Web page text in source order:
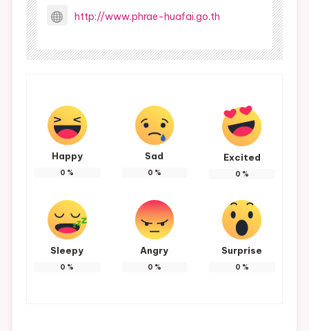
http://www.phrae-huafai.go.th
Happy
0 %
Sad
0 %
Excited
0 %
Sleepy
0 %
Angry
0 %
Surprise
0 %